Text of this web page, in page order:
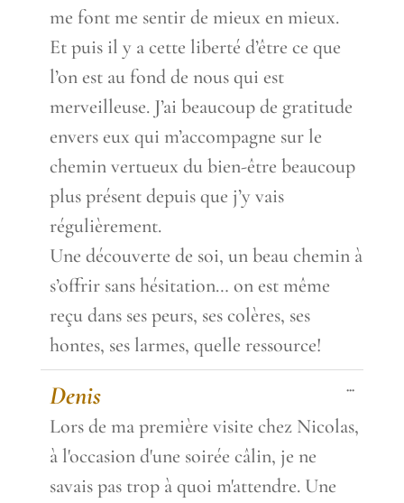
me font me sentir de mieux en mieux.
Et puis il y a cette liberté d’être ce que
l’on est au fond de nous qui est
merveilleuse. J’ai beaucoup de gratitude
envers eux qui m’accompagne sur le
chemin vertueux du bien-être beaucoup
plus présent depuis que j’y vais
régulièrement.
Une découverte de soi, un beau chemin à
s’offrir sans hésitation… on est même
reçu dans ses peurs, ses colères, ses
hontes, ses larmes, quelle ressource!
Denis
Lors de ma première visite chez Nicolas,
à l'occasion d'une soirée câlin, je ne
savais pas trop à quoi m'attendre. Une
...Toggle